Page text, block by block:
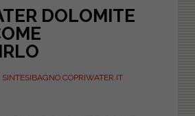
DOLOMITE
SINTESIBAGNO COPRIWATER.IT